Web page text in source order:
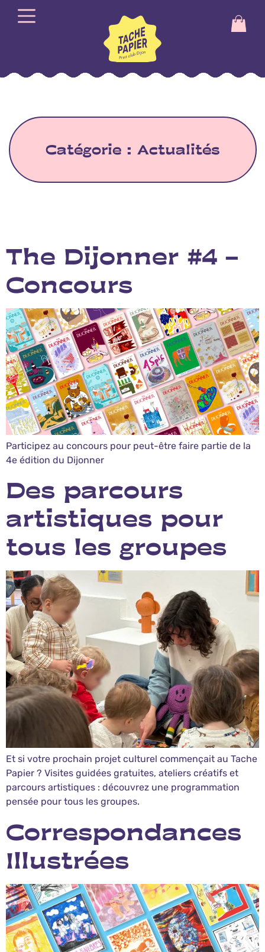
Catégorie : Actualités
The Dijonner #4 –
Concours
Participez au concours pour peut-être faire partie de la
4e édition du Dijonner
Des parcours
artistiques pour
tous les groupes
Et si votre prochain projet culturel commençait au Tache
Papier ? Visites guidées gratuites, ateliers créatifs et
parcours artistiques : découvrez une programmation
pensée pour tous les groupes.
Correspondances
Illustrées